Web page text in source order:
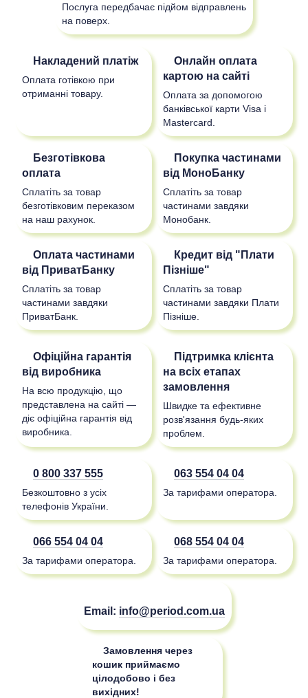
Послуга передбачає підйом відправлень
на поверх.
Накладений платіж
Оплата готівкою при
отриманні товару.
Онлайн оплата
картою на сайті
Оплата за допомогою
банківської карти Visa і
Mastercard.
Безготівкова
оплата
Сплатіть за товар
безготівковим переказом
на наш рахунок.
Покупка частинами
від МоноБанку
Сплатіть за товар
частинами завдяки
Монобанк.
Оплата частинами
від ПриватБанку
Сплатіть за товар
частинами завдяки
ПриватБанк.
Кредит від "Плати
Пізніше"
Сплатіть за товар
частинами завдяки Плати
Пізніше.
Офіційна гарантія
від виробника
На всю продукцію, що
представлена на сайті —
діє офіційна гарантія від
виробника.
Підтримка клієнта
на всіх етапах
замовлення
Швидке та ефективне
розв'язання будь-яких
проблем.
0 800 337 555
Безкоштовно з усіх
телефонів України.
063 554 04 04
За тарифами оператора.
066 554 04 04
За тарифами оператора.
068 554 04 04
За тарифами оператора.
Email: info@period.com.ua
Замовлення через
кошик приймаємо
цілодобово і без
вихідних!